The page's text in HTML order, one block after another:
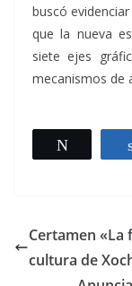
buscó
que la nueva
siete ejes
mecanismos de
Certamen «La
cultura de